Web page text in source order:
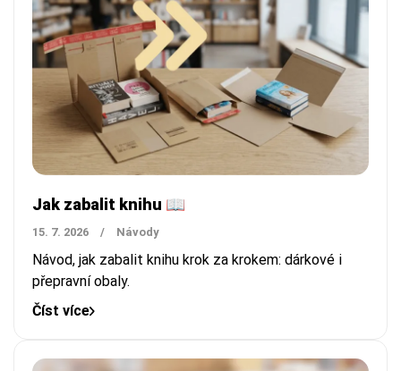
Jak zabalit knihu 📖
15. 7. 2026 / Návody
Návod, jak zabalit knihu krok za krokem: dárkové i
přepravní obaly.
Číst více